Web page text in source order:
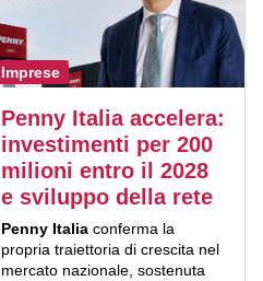
Imprese
Penny Italia accelera:
investimenti per 200
milioni entro il 2028
e sviluppo della rete
Penny Italia conferma la
propria traiettoria di crescita nel
mercato nazionale, sostenuta